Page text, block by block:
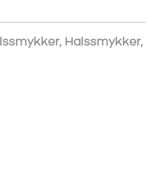
, Halssmykker,